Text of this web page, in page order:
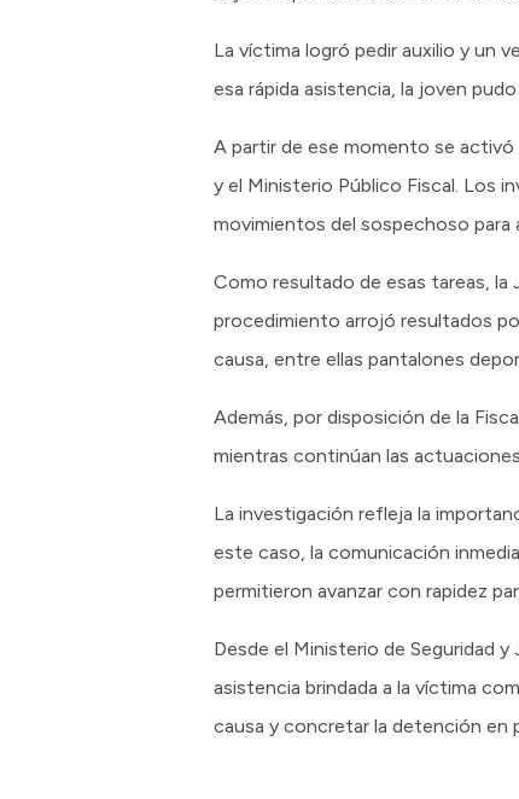
La víctima logró pedir auxilio y un
esa rápida asistencia, la joven
A partir de ese momento se
y el Ministerio Público Fiscal. Los
movimientos del sospechoso para
Como resultado de esas tareas, la
procedimiento arrojó resultados
causa, entre ellas pantalones
Además, por disposición de la
mientras continúan las
La investigación refleja la
este caso, la comunicación
permitieron avanzar con rapidez
Desde el Ministerio de Seguridad
asistencia brindada a la víctima
causa y concretar la detención en